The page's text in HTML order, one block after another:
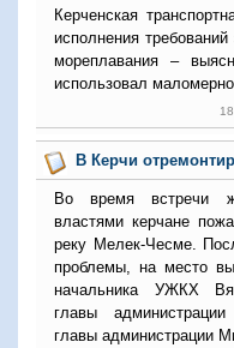
Керченская
исполнения требований
мореплавания –
использовал
В Керчи
Во время встречи
властями керчане
реку Мелек-Чесме.
проблемы, на место
начальника УЖКХ
главы
главы администрации